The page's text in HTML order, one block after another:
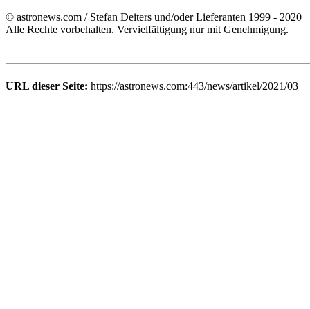
© astronews.com / Stefan Deiters und/oder Lieferanten 1999 - 2020
Alle Rechte vorbehalten. Vervielfältigung nur mit Genehmigung.
URL dieser Seite: https://astronews.com:443/news/artikel/2021/03